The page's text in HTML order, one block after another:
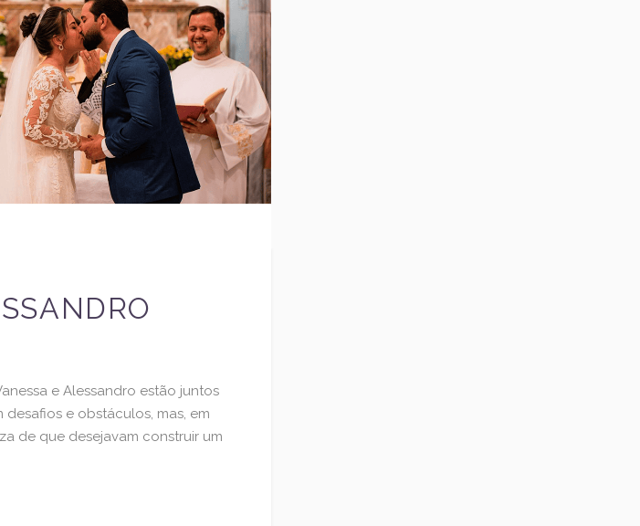
e Alessandro estão juntos
e obstáculos, mas, em
de que desejavam construir um